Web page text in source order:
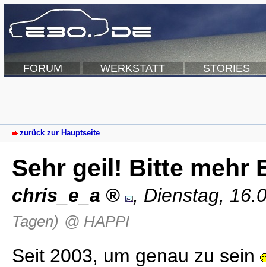
FORUM WERKSTATT STORIES
zurück zur Hauptseite
Sehr geil! Bitte mehr
chris_e_a , Dienstag,
Tagen) @ HAPPI
Seit 2003, um genau zu sein